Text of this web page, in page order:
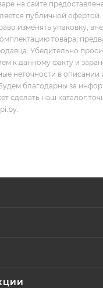
на сайте
публичной
изменять упаковку,
товара,
Убедительно
к данному факту и
неточности в описании
благодарны за
сделать наш каталог